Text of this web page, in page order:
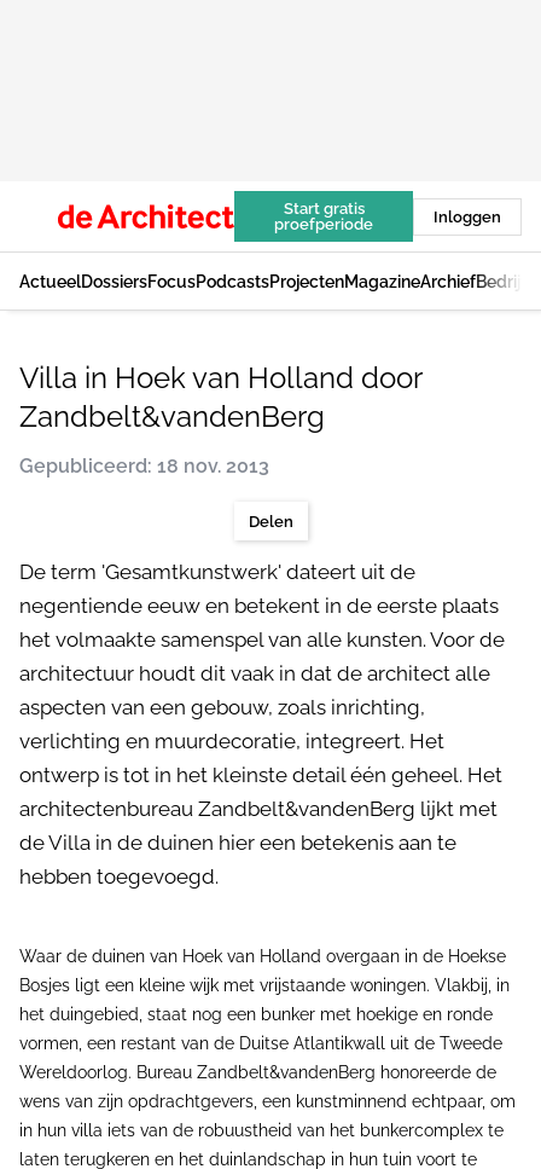
Start gratis
proefperiode
Inloggen
ActueelDossiersFocusPodcastsProjectenMagazineArchief
Villa in Hoek van Holland door
Zandbelt&vandenBerg
Gepubliceerd: 18 nov. 2013
Delen
De term 'Gesamtkunstwerk' dateert uit de
negentiende eeuw en betekent in de eerste plaats
het volmaakte samenspel van alle kunsten. Voor de
architectuur houdt dit vaak in dat de architect alle
aspecten van een gebouw, zoals inrichting,
verlichting en muurdecoratie, integreert. Het
ontwerp is tot in het kleinste detail één geheel. Het
architectenbureau Zandbelt&vandenBerg lijkt met
de Villa in de duinen hier een betekenis aan te
hebben toegevoegd.
Waar de duinen van Hoek van Holland overgaan in de Hoekse
Bosjes ligt een kleine wijk met vrijstaande woningen. Vlakbij, in
het duingebied, staat nog een bunker met hoekige en ronde
vormen, een restant van de Duitse Atlantikwall uit de Tweede
Wereldoorlog. Bureau Zandbelt&vandenBerg honoreerde de
wens van zijn opdrachtgevers, een kunstminnend echtpaar, om
in hun villa iets van de robuustheid van het bunkercomplex te
laten terugkeren en het duinlandschap in hun tuin voort te